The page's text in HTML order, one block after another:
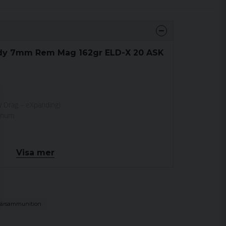
7mm Rem Mag 162gr ELD-X 20 ASK
– eXpanding)
Visa mer